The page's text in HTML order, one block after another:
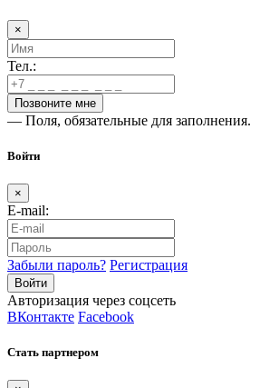
×
Тел.:
— Поля, обязательные для заполнения.
Войти
×
E-mail:
Забыли пароль? Регистрация
Авторизация через соцсеть
ВКонтакте Facebook
Стать партнером